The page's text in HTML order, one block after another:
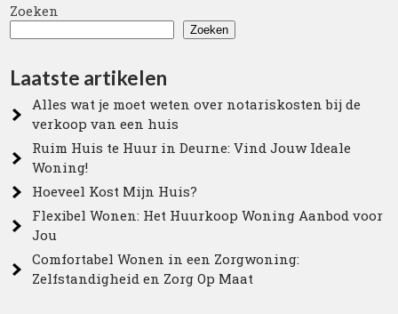
Zoeken
Zoeken
Laatste artikelen
Alles wat je moet weten over notariskosten bij de
verkoop van een huis
Ruim Huis te Huur in Deurne: Vind Jouw Ideale
Woning!
Hoeveel Kost Mijn Huis?
Flexibel Wonen: Het Huurkoop Woning Aanbod voor
Jou
Comfortabel Wonen in een Zorgwoning:
Zelfstandigheid en Zorg Op Maat